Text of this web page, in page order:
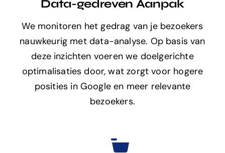
Data-gedreven Aanpak
We monitoren het gedrag van je bezoekers
nauwkeurig met data-analyse. Op basis van
deze inzichten voeren we doelgerichte
optimalisaties door, wat zorgt voor hogere
posities in Google en meer relevante
bezoekers.